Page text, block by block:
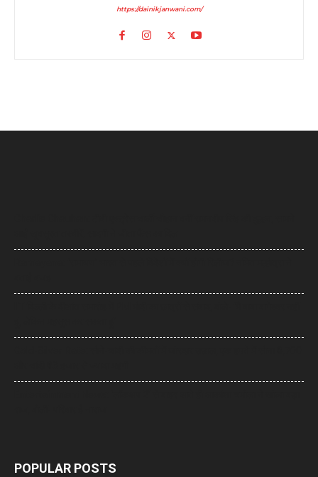
https://dainikjanwani.com/
POPULAR POSTS